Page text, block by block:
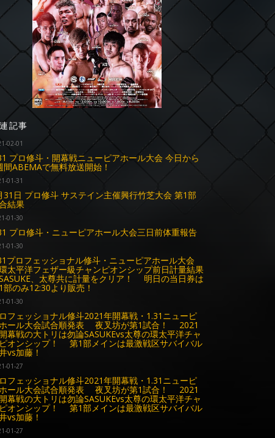
記事
02-01
プロ修斗・開幕戦ニューピアホール大会 今日から
間ABEMAで無料放送開始！
01-31
31日 プロ修斗 サステイン主催興行竹芝大会 第1部
結果
01-30
プロ修斗・ニューピアホール大会三日前体重報告
01-30
プロフェッショナル修斗・ニューピアホール大会
太平洋フェザー級チャンピオンシップ前日計量結果
、太尊共に計量をクリア！ 明日の当日券は
部のみ12:30より販売！
01-30
フェッショナル修斗2021年開幕戦・1.31ニューピ
ール大会試合順発表 夜叉坊が第1試合！ 2021
幕戦の大トリは勿論SASUKEvs太尊の環太平洋チャ
オンシップ！ 第1部メインは最激戦区サバイバル
vs加藤！
01-27
フェッショナル修斗2021年開幕戦・1.31ニューピ
ール大会試合順発表 夜叉坊が第1試合！ 2021
幕戦の大トリは勿論SASUKEvs太尊の環太平洋チャ
オンシップ！ 第1部メインは最激戦区サバイバル
vs加藤！
01-27